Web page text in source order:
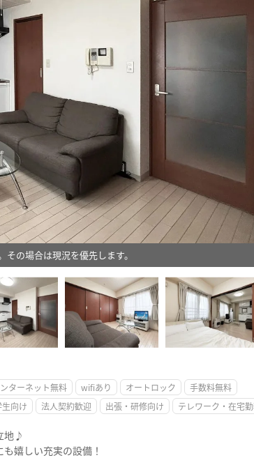
の場合は現況を優先します。
ターネット無料 wifiあり オートロック
手数料無料
生向け 法人契約歓迎 出張・研修向け テレワーク・在宅
地♪
嬉しい充実の設備！